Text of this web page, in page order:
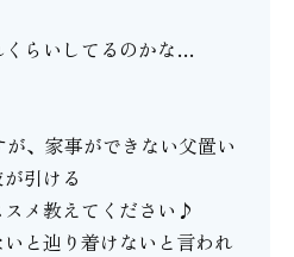
くらいしてるのかな…
、家事ができない父置い
引ける
メ教えてください♪
と辿り着けないと言われ